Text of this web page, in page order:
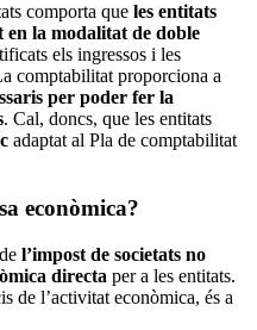
comporta que les entitats
la modalitat de doble
els ingressos i les
comptabilitat proporciona a
per poder fer la
. Cal, doncs, que les entitats
adaptat al Pla de comptabilitat
econòmica?
l’impost de societats no
directa per a les entitats.
de l’activitat econòmica, és a